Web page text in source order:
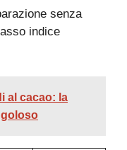
senza
indice
al cacao: la